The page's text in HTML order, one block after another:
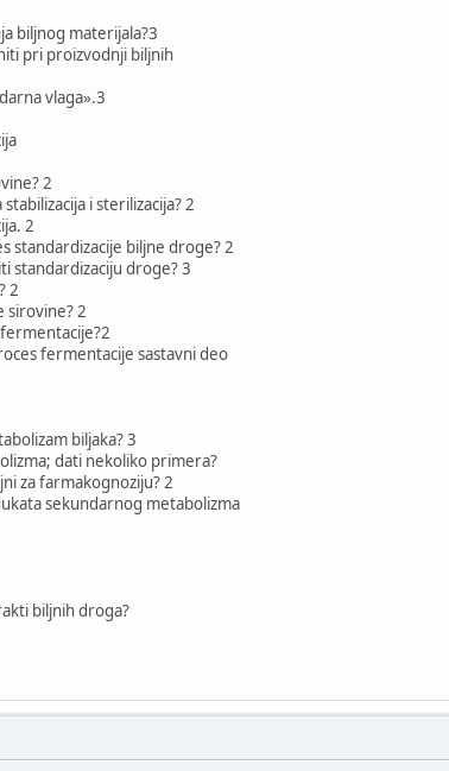
biljnog materijala?3
pri proizvodnji biljnih
vlaga».3
2
i sterilizacija? 2
2
standardizacije biljne droge? 2
standardizaciju droge? 3
2
sirovine? 2
fermentacije sastavni deo
biljaka? 3
dati nekoliko primera?
za farmakognoziju? 2
sekundarnog metabolizma
biljnih droga?